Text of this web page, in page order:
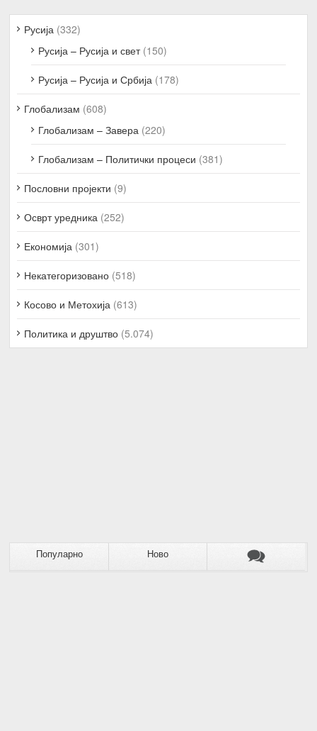
Русија (332)
Русија – Русија и свет(150)
Русија – Русија и Србија (178)
Глобализам (608)
Глобализам – Завера (220)
Глобализам – Политички процеси (381)
Пословни пројекти (9)
Осврт уредника (252)
Економија (301)
Некатегоризовано (518)
Косово и Метохија (613)
Политика и друштво (5.074)
Популарно Ново